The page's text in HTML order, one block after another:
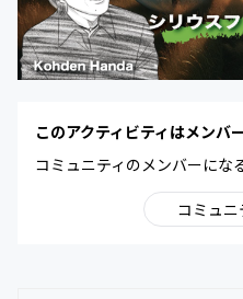
このアクティビティはメンバ
コミュニティのメンバーにな
コミュニ